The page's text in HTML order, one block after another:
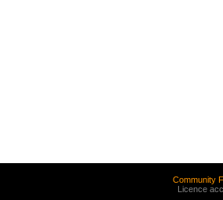
Community
Licence